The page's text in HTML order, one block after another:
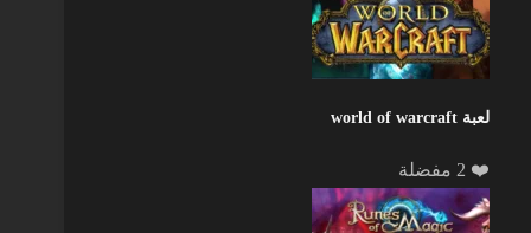
لعبة world of warcraft
❤️ 2 مفضلة